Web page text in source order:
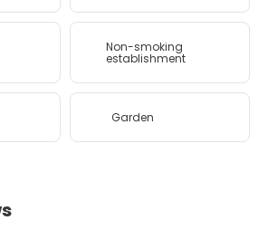
Non-smoking
establishment
Garden